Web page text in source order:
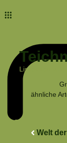
Lissotriton
ähnliche
Welt